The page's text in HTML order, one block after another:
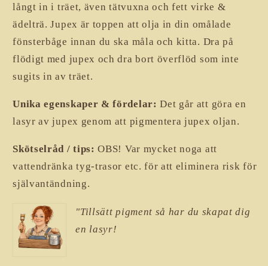
långt in i träet, även tätvuxna och fett virke &
ädelträ. Jupex är toppen att olja in din omålade
fönsterbåge innan du ska måla och kitta. Dra på
flödigt med jupex och dra bort överflöd som inte
sugits in av träet.
Unika egenskaper & fördelar: Det går att göra en
lasyr av jupex genom att pigmentera jupex oljan.
Skötselråd / tips: OBS! Var mycket noga att
vattendränka tyg-trasor etc. för att eliminera risk för
självantändning.
"Tillsätt pigment så har du skapat dig
en lasyr!